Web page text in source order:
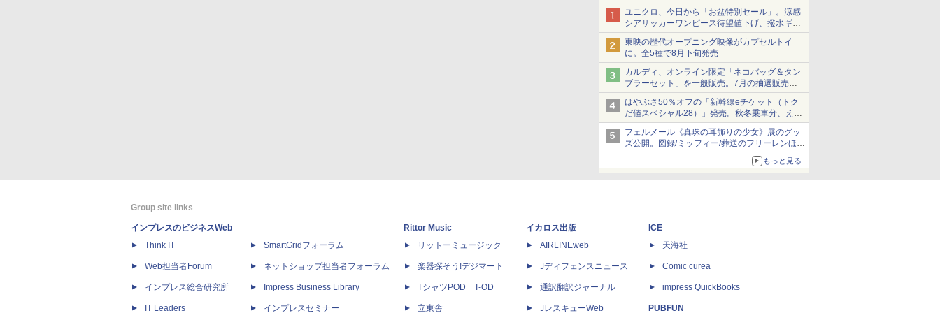
ユニクロ、今日から「お盆特別セール」。涼感
シアサッカーワンピース待望値下げ、撥水ギア
ショーツは1990円に
東映の歴代オープニング映像がカプセルトイ
に。全5種で8月下旬発売
カルディ、オンライン限定「ネコバッグ＆タン
ブラーセット」を一般販売。7月の抽選販売の
当選無効分
はやぶさ50％オフの「新幹線eチケット（トク
だ値スペシャル28）」発売。秋冬乗車分、えき
ねっと限定
フェルメール《真珠の耳飾りの少女》展のグッ
ズ公開。図録/ミッフィー/葬送のフリーレンほ
もっと見る
Group site links
インプレスのビジネスWeb
Think IT
Web担当者Forum
インプレス総合研究所
IT Leaders
SmartGridフォーラム
ネットショップ担当者フォーラム
Impress Business Library
インプレスセミナー
Rittor Music
リットーミュージック
楽器探そう!デジマート
TシャツPOD T-OD
立東舎
イカロス出版
AIRLINEweb
Jディフェンスニュース
通訳翻訳ジャーナル
JレスキューWeb
ICE
天海社
Comic curea
impress QuickBooks
PUBFUN